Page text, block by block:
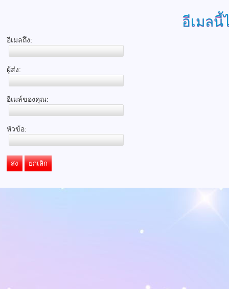
อีเมลนี้
อีเมลถึง:
ผู้ส่ง:
อีเมล์ของคุณ:
หัวข้อ:
ส่ง ยกเลิก